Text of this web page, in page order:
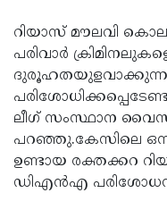
റിയാസ് മൗലവി
പരിവാർ
ലീഗ് സംസ്ഥാന
പറഞ്ഞു.കേസിലെ
ഉണ്ടായ രക്തക്കറ
ഡിഎൻഎ